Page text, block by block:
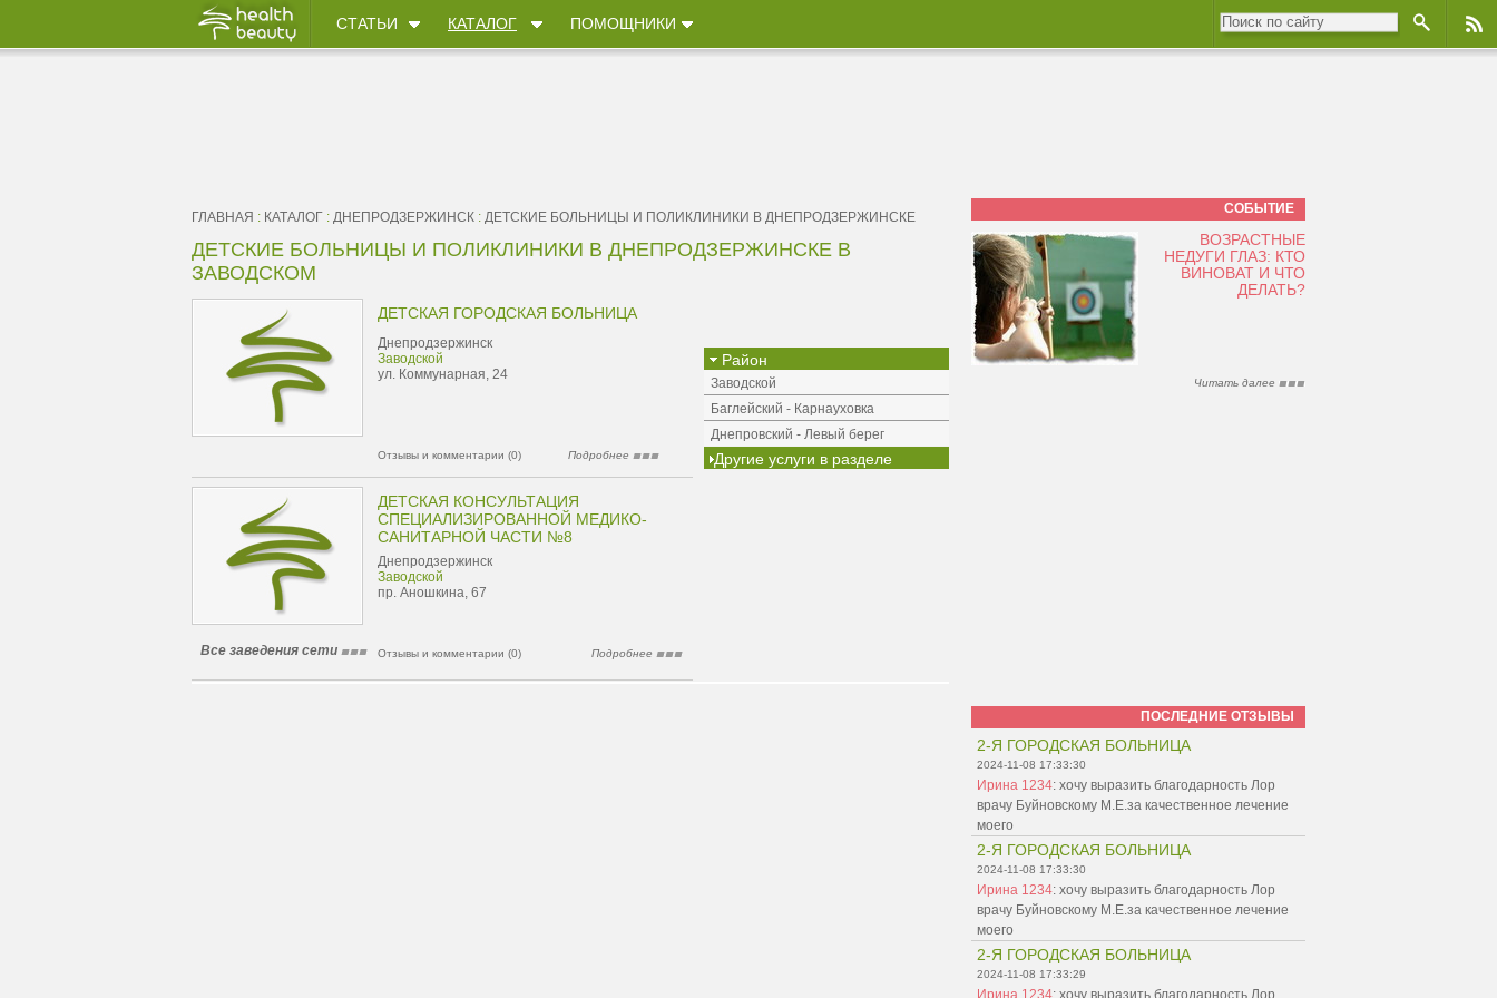
СТАТЬИ КАТАЛОГ ПОМОЩНИКИ
ГЛАВНАЯ : КАТАЛОГ : ДНЕПРОДЗЕРЖИНСК : ДЕТСКИЕ БОЛЬНИЦЫ И ПОЛИКЛИНИКИ В ДНЕПРОДЗЕРЖИНСКЕ
ДЕТСКИЕ БОЛЬНИЦЫ И ПОЛИКЛИНИКИ В ДНЕПРОДЗЕРЖИНСКЕ В
ЗАВОДСКОМ
ДЕТСКАЯ ГОРОДСКАЯ БОЛЬНИЦА
Днепродзержинск
Заводской
ул. Коммунарная, 24
Отзывы и комментарии (0) Подробнее
ДЕТСКАЯ КОНСУЛЬТАЦИЯ
СПЕЦИАЛИЗИРОВАННОЙ МЕДИКО-
САНИТАРНОЙ ЧАСТИ №8
Днепродзержинск
Заводской
пр. Аношкина, 67
Все заведения сети Отзывы и комментарии (0) Подробнее
Район
Заводской
Баглейский - Карнауховка
Днепровский - Левый берег
Другие услуги в разделе
СОБЫТИЕ
ВОЗРАСТНЫЕ
НЕДУГИ ГЛАЗ: КТО
ВИНОВАТ И ЧТО
ДЕЛАТЬ?
Читать далее
ПОСЛЕДНИЕ ОТЗЫВЫ
2-Я ГОРОДСКАЯ БОЛЬНИЦА
2024-11-08 17:33:30
Ирина 1234: хочу выразить благодарность Лор
врачу Буйновскому М.Е.за качественное лечение
моего
2-Я ГОРОДСКАЯ БОЛЬНИЦА
2024-11-08 17:33:30
Ирина 1234: хочу выразить благодарность Лор
врачу Буйновскому М.Е.за качественное лечение
моего
2-Я ГОРОДСКАЯ БОЛЬНИЦА
2024-11-08 17:33:29
Ирина 1234: хочу выразить благодарность Лор